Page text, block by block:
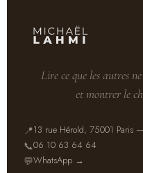
Lire ce que les autres
et montrer le
📍13 rue Hérold, 75001 Paris
📞06 10 63 64 64
💬WhatsApp →